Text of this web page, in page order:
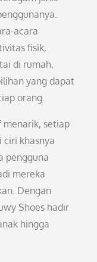
acara
fisik,
di rumah,
yang dapat
orang.
setiap
ciri khasnya
pengguna
mereka
Dengan
Shoes hadir
hingga